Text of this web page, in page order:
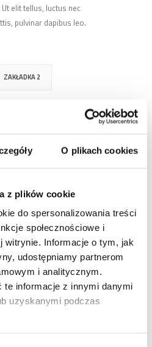
O plikach cookies
z plików cookie
do spersonalizowania treści
społecznościowe i
witrynie. Informacje o tym, jak
udostępniamy partnerom
i analitycznym.
te informacje z innymi danymi
uzyskanymi podczas
elit tellus, luctus nec
pulvinar dapibus leo.
ZAKŁADKA 2
ullamcorper mattis,
dapibus leo.
Click edit button to
Lorem ipsum dolor sit
adipiscing elit. Ut elit
ullamcorper mattis,
dapibus leo.